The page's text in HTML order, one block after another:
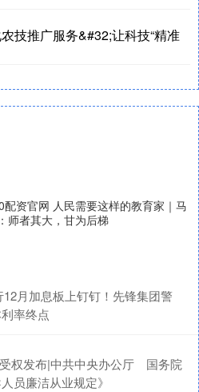
技推广服务&#32;让科技“精准
配资官网 人民需要这样的教育家｜马
师者其大，甘为后梯
月加息板上钉钉！先锋集团警
率终点
权发布|中共中央办公厅 国务院
员廉洁从业规定》